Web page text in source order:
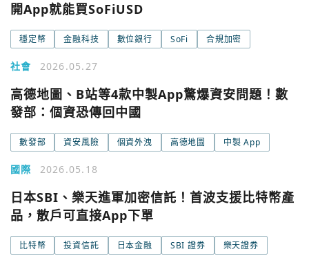
開App就能買SoFiUSD
穩定幣 金融科技 數位銀行 SoFi 合規加密
社會 2026.05.27
高德地圖、B站等4款中製App驚爆資安問題！數
發部：個資恐傳回中國
數發部 資安風險 個資外洩 高德地圖 中製 App
國際 2026.05.18
日本SBI、樂天進軍加密信託！首波支援比特幣產
品，散戶可直接App下單
比特幣 投資信託 日本金融 SBI 證券 樂天證券
繼續表示您已同意